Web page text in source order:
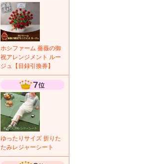
ホシファーム 薔薇の御
祝アレンジメント ルー
ジュ【目録引換券】
ゆったりサイズ 折りた
たみレジャーシート